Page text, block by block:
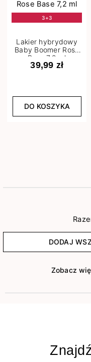
3+3
Lakier hybrydowy
Baby Boomer Rose
Base 7,2 ml
39,99 zł
DO KOSZYKA
DODAJ
Zobacz